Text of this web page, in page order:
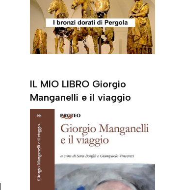
e
IL MIO LIBRO Giorgio
Manganelli e il viaggio